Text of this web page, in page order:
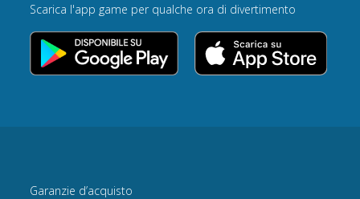
Scarica l'app game per qualche ora di divertimento
Garanzie d’acquisto